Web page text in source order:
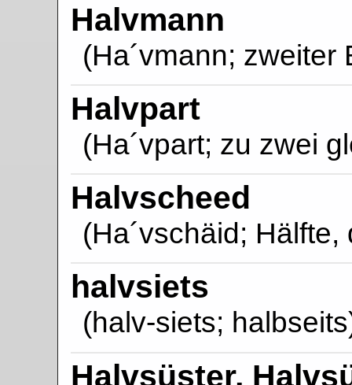
Halvmann
(Ha´vmann; zweiter
Halvpart
(Ha´vpart; zu zwei
Halvscheed
(Ha´vschäid; Hälfte,
halvsiets
(halv-siets;
Halvsüster,